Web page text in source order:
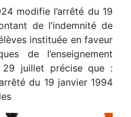
modifie l’arrêté du 19
de l’indemnité de
instituée en faveur
de l’enseignement
juillet précise que :
du 19 janvier 1994